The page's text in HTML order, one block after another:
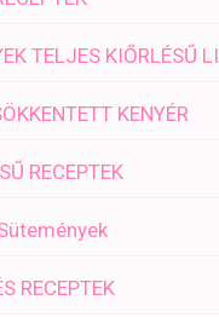
TELJES KIŐRLÉSŰ
KENYÉR
RECEPTEK
RECEPTEK